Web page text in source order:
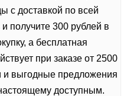
с доставкой по всей
получите 300 рублей в
а бесплатная
при заказе от 2500
и выгодные предложения
доступным.